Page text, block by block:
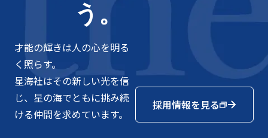
う。
才能の輝きは人の心を明る
く照らす。
星海社はその新しい光を信
じ、星の海でともに挑み続
ける仲間を求めています。
採用情報を見る